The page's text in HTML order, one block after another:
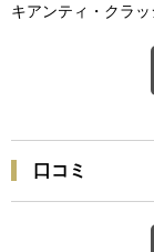
キアンティ・クラ
口コミ